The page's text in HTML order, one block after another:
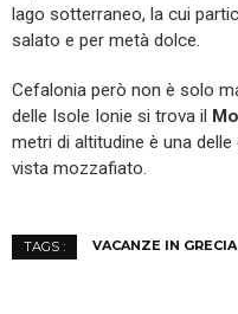
lago sotterraneo, la cui
salato e per metà dolce.
Cefalonia però non è solo
delle Isole Ionie si trova il
metri di altitudine è una
vista mozzafiato.
TAGS : VACANZE IN GRECIA